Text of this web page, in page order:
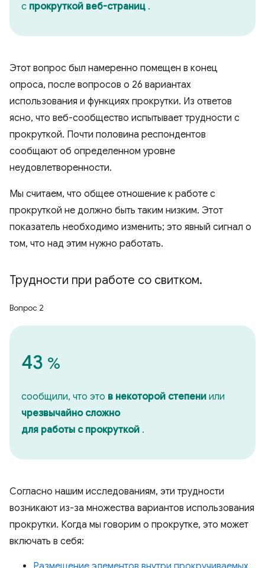
с прокруткой веб-страниц .
Этот вопрос был намеренно помещен в конец
опроса, после вопросов о 26 вариантах
использования и функциях прокрутки. Из ответов
ясно, что веб-сообщество испытывает трудности с
прокруткой. Почти половина респондентов
сообщают об определенном уровне
неудовлетворенности.
Мы считаем, что общее отношение к работе с
прокруткой не должно быть таким низким. Этот
показатель необходимо изменить; это явный сигнал о
том, что над этим нужно работать.
Трудности при работе со свитком.
Вопрос 2
43 %
сообщили, что это в некоторой степени или
чрезвычайно сложно
для работы с прокруткой .
Согласно нашим исследованиям, эти трудности
возникают из-за множества вариантов использования
прокрутки. Когда мы говорим о прокрутке, это может
включать в себя: